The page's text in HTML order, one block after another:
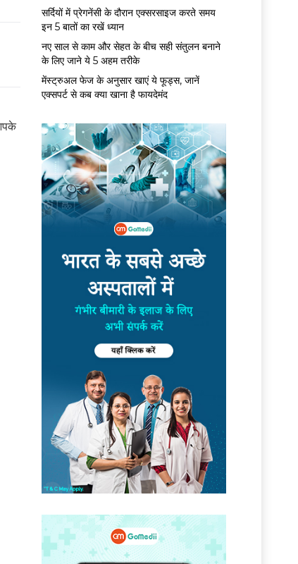
सर्द‍ियों में प्रेगनेंसी के दौरान एक्सरसाइज करते समय
इन 5 बातों का रखें ध्यान
नए साल से काम और सेहत के बीच सही संतुलन बनाने
के लिए जाने ये 5 अहम तरीके
मेंस्ट्रुअल फेज के अनुसार खाएं ये फूड्स, जानें
एक्सपर्ट से कब क्या खाना है फायदेमंद